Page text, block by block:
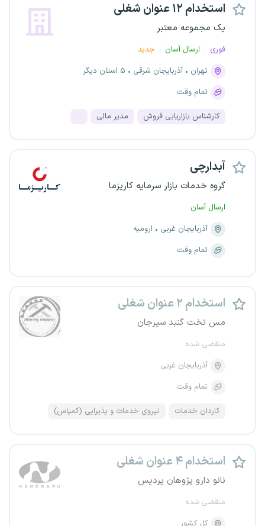
استخدام ۱۲ عنوان شغلی
یک مجموعه معتبر
فوری ارسال آسان
جدید
تهران
آذربایجان شرقی
۵ استان دیگر
تمام وقت
کارشناس بازاریابی فروش مدیر مالی ...
آبدارچی
گروه خدمات بازار سرمایه کاریزما
ارسال آسان
آذربایجان غربی
ارومیه
تمام وقت
استخدام ۲ عنوان شغلی
مس تخت گنبد سیرجان
منقضی شده
آذربایجان غربی
تمام وقت
کاردان خدمات نیروی خدمات و پذیرایی (کمپاس)
استخدام ۴ عنوان شغلی
نانو دارو پژوهان پردیس
منقضی شده
کل کشور